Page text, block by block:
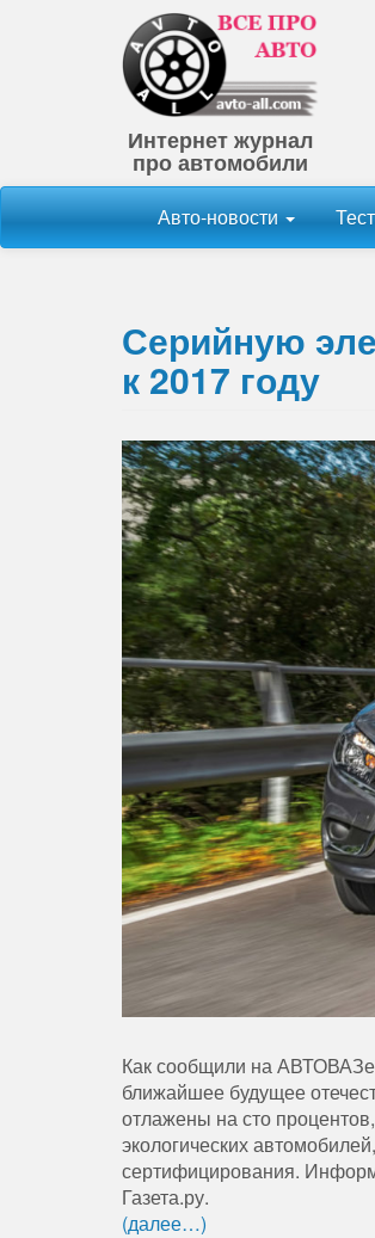
Интернет журнал
про автомобили
Авто-новости
Серийную
к 2017 году
Как сообщили на
ближайшее будущее
отлажены на сто
экологических
сертифицирования.
Газета.ру.
(далее…)